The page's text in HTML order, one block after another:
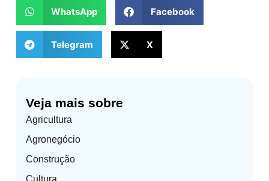
Veja mais sobre
Agricultura
Agronegócio
Construção
Cultura
WhatsApp Facebook
Telegram X